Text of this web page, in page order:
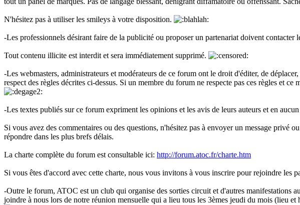
N'hésitez pas à utiliser les smileys à votre disposition.
-Les professionnels désirant faire de la publicité ou proposer un partenariat doivent contacter
Tout contenu illicite est interdit et sera immédiatement supprimé.
-Les webmasters, administrateurs et modérateurs de ce forum ont le droit d'éditer, de
respect des règles décrites ci-dessus. Si un membre du forum ne respecte pas ces règles et
-Les textes publiés sur ce forum expriment les opinions et les avis de leurs auteurs et en
Si vous avez des commentaires ou des questions, n'hésitez pas à envoyer un message
répondre dans les plus brefs délais.
La charte complète du forum est consultable ici: http://forum.atoc.fr/charte.htm
Si vous êtes d'accord avec cette charte, nous vous invitons à vous inscrire pour rejoindre les
-Outre le forum, ATOC est un club qui organise des sorties circuit et d'autres manifestations
joindre à nous lors de notre réunion mensuelle qui a lieu tous les 3èmes jeudi du mois (lieu